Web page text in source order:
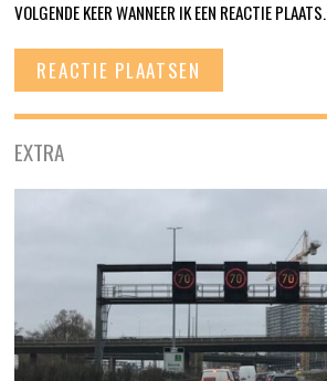
VOLGENDE KEER WANNEER IK EEN REACTIE PLAATS.
EXTRA